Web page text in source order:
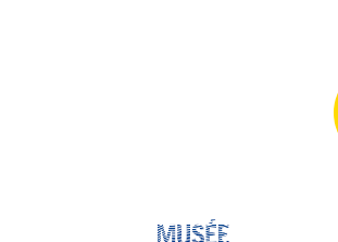
JUILLET 2026